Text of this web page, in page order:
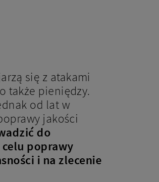
się z atakami
także pieniędzy.
od lat w
jakości
do
poprawy
i na zlecenie